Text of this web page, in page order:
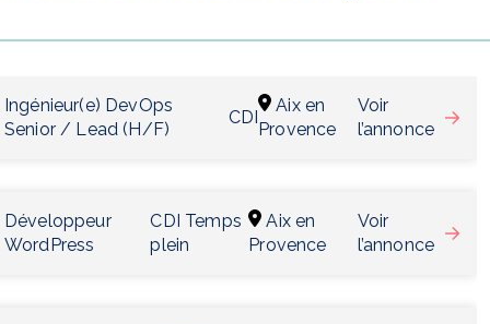
Ingénieur(e) DevOps
Senior / Lead (H/F)
CDI
Aix en
Provence
Voir
l’annonce
Développeur
WordPress
CDI Temps
plein
Aix en
Provence
Voir
l’annonce